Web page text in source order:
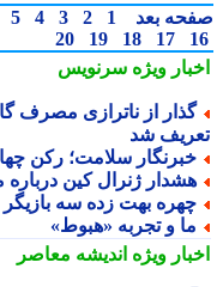
بعد 1
2
3
4
5
6
17
18
19
20
ویژهسرنویس
شد
سلامت؛ رکن
ژنرال کین درباره
بهت زده سه بازیگر زن
و تجربه «هبوط»
ویژهاندیشه معاصر